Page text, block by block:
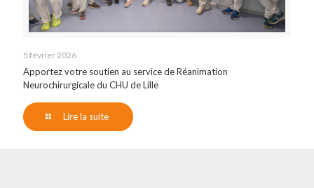
5 février 2026
Apportez votre soutien au service de Réanimation
Neurochirurgicale du CHU de Lille
Lire la suite